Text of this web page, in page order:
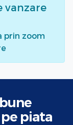
vanzare
prin zoom
piata